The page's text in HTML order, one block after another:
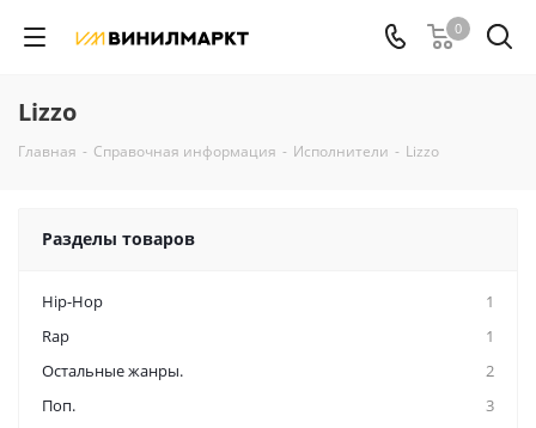
0
Lizzo
Главная - Справочная информация - Исполнители - Lizzo
Разделы товаров
Hip-Hop
1
Rap
1
Остальные жанры.
2
Поп.
3